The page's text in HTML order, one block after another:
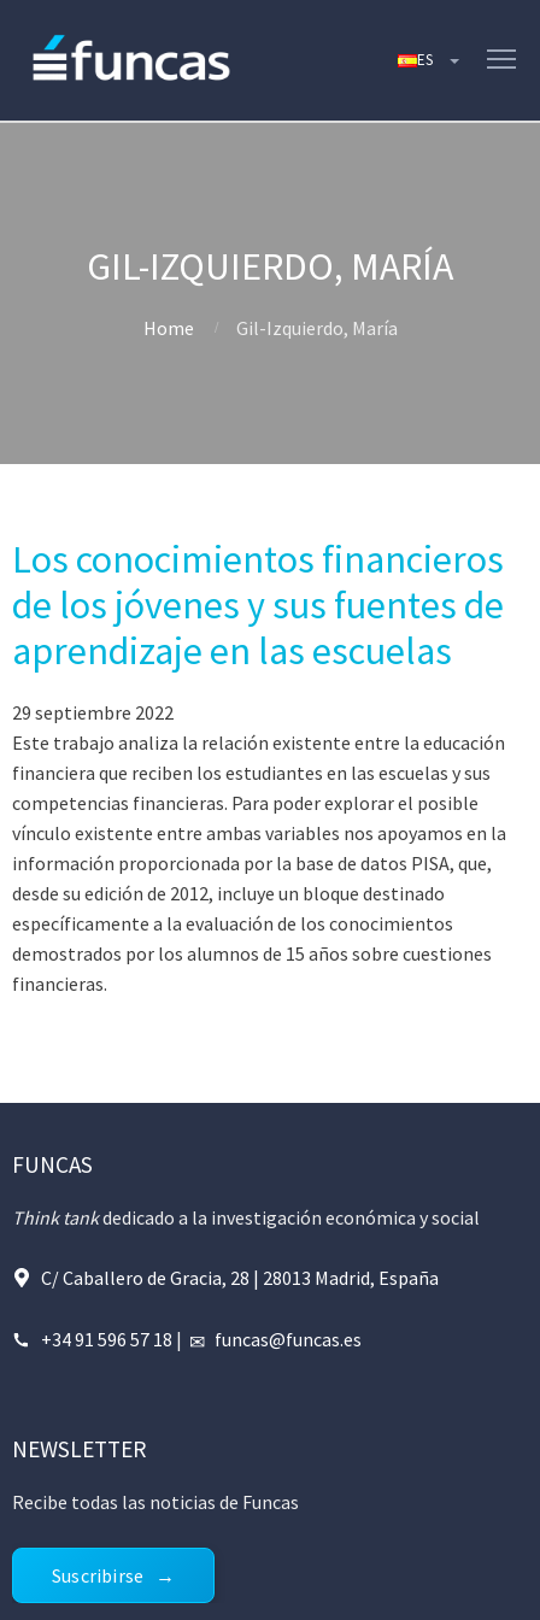
GIL-IZQUIERDO, MARÍA
Home Gil-Izquierdo, María
Los conocimientos financieros
de los jóvenes y sus fuentes de
aprendizaje en las escuelas
29 septiembre 2022
Este trabajo analiza la relación existente entre la educación
financiera que reciben los estudiantes en las escuelas y sus
competencias financieras. Para poder explorar el posible
vínculo existente entre ambas variables nos apoyamos en la
información proporcionada por la base de datos PISA, que,
desde su edición de 2012, incluye un bloque destinado
específicamente a la evaluación de los conocimientos
demostrados por los alumnos de 15 años sobre cuestiones
financieras.
FUNCAS
Think tankdedicado a la investigación económica y social
C/ Caballero de Gracia, 28 | 28013 Madrid, España
+34 91 596 57 18 | funcas@funcas.es
NEWSLETTER
Recibe todas las noticias de Funcas
Suscribirse